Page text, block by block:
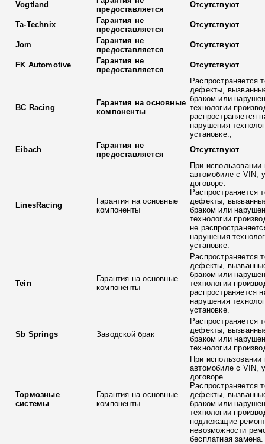
Vogtland
предоставляется
Отсутствуют
Ta-Technix
Гарантия не
предоставляется
Отсутствуют
Jom
Гарантия не
предоставляется
Отсутствуют
FK Automotive
Гарантия не
предоставляется
Отсутствуют
BC Racing
Гарантия на основные
компоненты
Распространяется
дефекты,
браком или
технологии
распространяется
нарушения
установке.;
Eibach
Гарантия не
предоставляется
Отсутствуют
LinesRacing
Гарантия на основные
компоненты
При использовании
автомобиле с VIN,
договоре.
Распространяется
дефекты,
браком или
технологии
не
нарушения
установке.
Tein
Гарантия на основные
компоненты
Распространяется
дефекты,
браком или
технологии
распространяется
нарушения
установке.
Sb Springs Заводской брак
Распространяется
дефекты,
браком или
технологии
Тормозные
системы
Гарантия на основные
компоненты
При использовании
автомобиле с VIN,
договоре.
Распространяется
дефекты,
браком или
технологии
подлежащие
невозможности
бесплатная замена.